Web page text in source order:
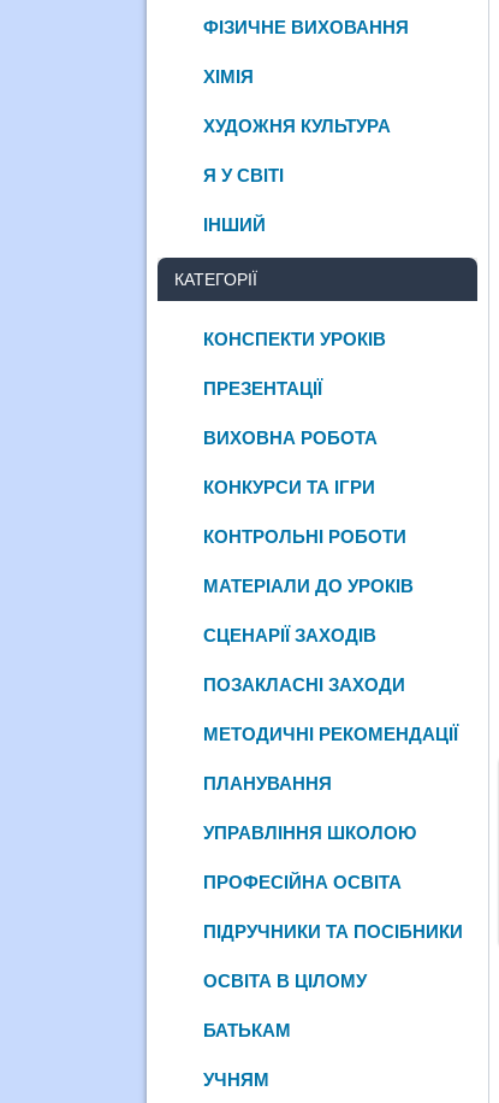
ФІЗИЧНЕ ВИХОВАННЯ
ХІМІЯ
ХУДОЖНЯ КУЛЬТУРА
Я У СВІТІ
ІНШИЙ
КАТЕГОРІЇ
КОНСПЕКТИ УРОКІВ
ПРЕЗЕНТАЦІЇ
ВИХОВНА РОБОТА
КОНКУРСИ ТА ІГРИ
КОНТРОЛЬНІ РОБОТИ
МАТЕРІАЛИ ДО УРОКІВ
СЦЕНАРІЇ ЗАХОДІВ
ПОЗАКЛАСНІ ЗАХОДИ
МЕТОДИЧНІ РЕКОМЕНДАЦІЇ
ПЛАНУВАННЯ
УПРАВЛІННЯ ШКОЛОЮ
ПРОФЕСІЙНА ОСВІТА
ПІДРУЧНИКИ ТА ПОСІБНИКИ
ОСВІТА В ЦІЛОМУ
БАТЬКАМ
УЧНЯМ